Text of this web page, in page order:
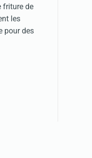
friture de
les
pour des